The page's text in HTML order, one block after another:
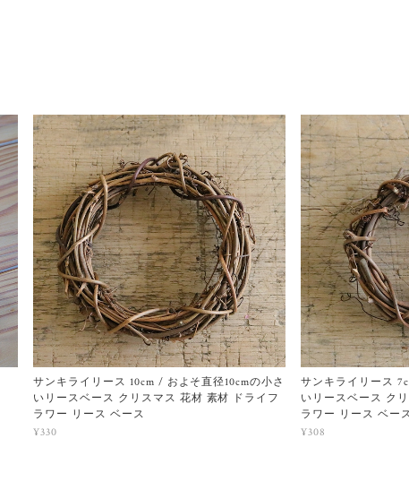
サンキライリース 10cm / およそ直径10cmの小さ
いリースベース クリスマス 花材 素材 ドライフ
ラワー リース ベース
¥330
サンキライリース
いリースベース ク
ラワー リース ベー
¥308